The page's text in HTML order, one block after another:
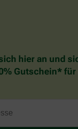
hier an und
Gutschein* für